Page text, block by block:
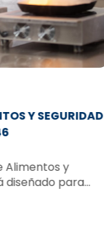
Y SEGURIDAD
Alimentos y
diseñado para…